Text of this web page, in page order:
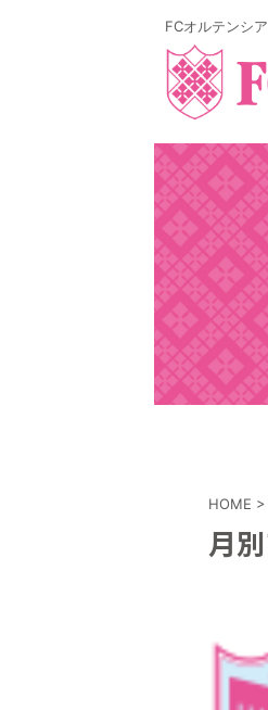
FCオルテンシ
HOME >
月